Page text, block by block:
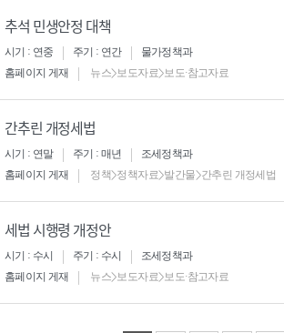
추석 민생안정 대책
시기 : 연중 주기 : 연간
물가정책과
홈페이지 게재
뉴스>보도자료>보도·참고자료
간추린 개정세법
시기 : 연말 주기 : 매년
조세정책과
홈페이지 게재
정책>정책자료>발간물>간추린 개정세법
세법 시행령 개정안
시기 : 수시 주기 : 수시
조세정책과
홈페이지 게재
뉴스>보도자료>보도·참고자료